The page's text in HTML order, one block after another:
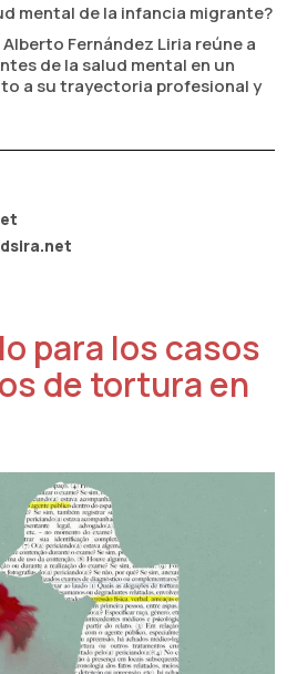
para los casos
de tortura en
mental de la infancia migrante?
Fernández Liria reúne a
de la salud mental en un
a su trayectoria profesional y